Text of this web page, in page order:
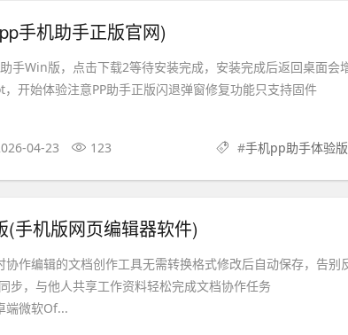
手机助手正版官网)
手Win版，点击下载2等待安装完成，安装完成后返回桌面会
开始体验注意PP助手正版闪退弹窗修复功能只支持固件
04-23 123 #手机pp助手体验版
(手机版网页编辑器软件)
协作编辑的文档创作工具无需转换格式修改后自动保存，告别
步，与他人共享工作资料轻松完成文档协作任务
端微软Of...